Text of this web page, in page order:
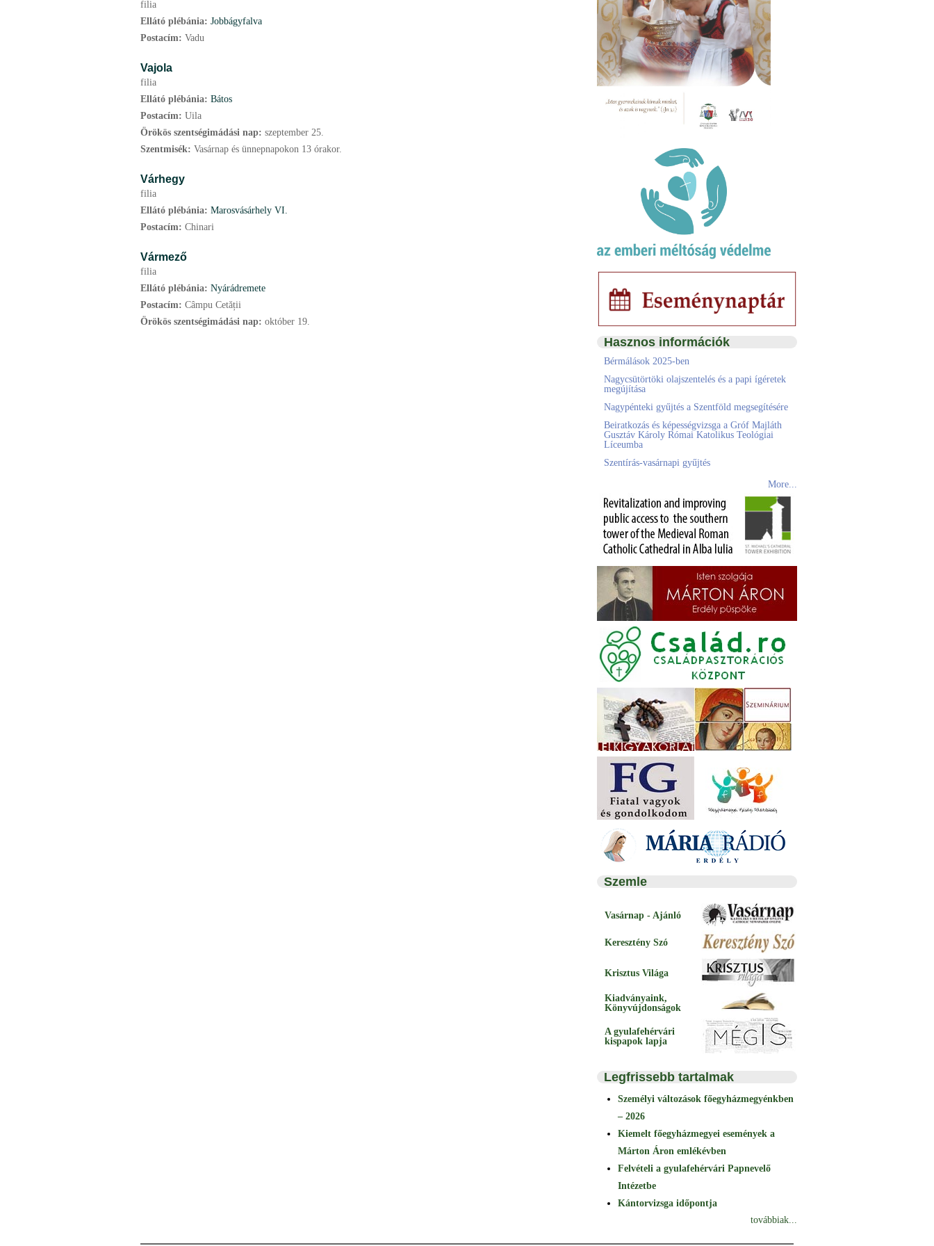
filia
Ellátó plébánia: Jobbágyfalva
Postacím: Vadu
Vajola
filia
Ellátó plébánia: Bátos
Postacím: Uila
Örökös szentségimádási nap: szeptember 25.
Szentmisék: Vasárnap és ünnepnapokon 13 órakor.
Várhegy
filia
Ellátó plébánia: Marosvásárhely VI.
Postacím: Chinari
Vármező
filia
Ellátó plébánia: Nyárádremete
Postacím: Câmpu Cetății
Örökös szentségimádási nap: október 19.
Hasznos információk
Bérmálások 2025-ben
Nagycsütörtöki olajszentelés és a papi ígéretek
megújítása
Nagypénteki gyűjtés a Szentföld megsegítésére
Beiratkozás és képességvizsga a Gróf Majláth
Gusztáv Károly Római Katolikus Teológiai
Líceumba
Szentírás-vasárnapi gyűjtés
More...
Szemle
Vasárnap - Ajánló
Keresztény Szó
Krisztus Világa
Kiadványaink,
Könyvújdonságok
A gyulafehérvári
kispapok lapja
Legfrissebb tartalmak
Személyi változások főegyházmegyénkben
– 2026
Kiemelt főegyházmegyei események a
Márton Áron emlékévben
Felvételi a gyulafehérvári Papnevelő
Intézetbe
Kántorvizsga időpontja
továbbiak...